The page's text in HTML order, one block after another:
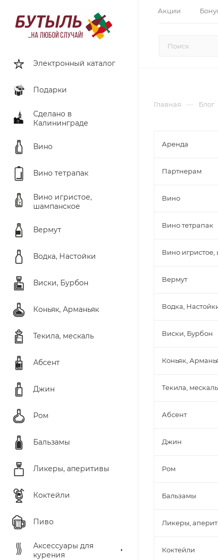
Акции
Электронный каталог
Подарки
Сделано в
Калининграде
Вино
Вино тетрапак
Вино игристое,
шампанское
Вермут
Водка, Настойки
Виски, Бурбон
Коньяк, Арманьяк
Текила, мескаль
Абсент
Джин
Ром
Бальзамы
Ликеры, аперитивы
Коктейли
Пиво
Аксессуары для
курения
Главная — Блог
Аренда
Партнерам
Вино
Вино тетрапак
Вино
Вермут
Водка,
Виски, Бурбон
Коньяк,
Текила, мескаль
Абсент
Джин
Ром
Бальзамы
Ликеры,
Коктейли